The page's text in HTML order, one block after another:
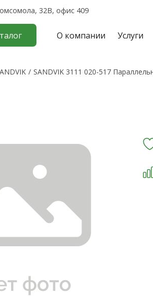
32В, офис 409
О компании Услуги
SANDVIK 3111 020-517